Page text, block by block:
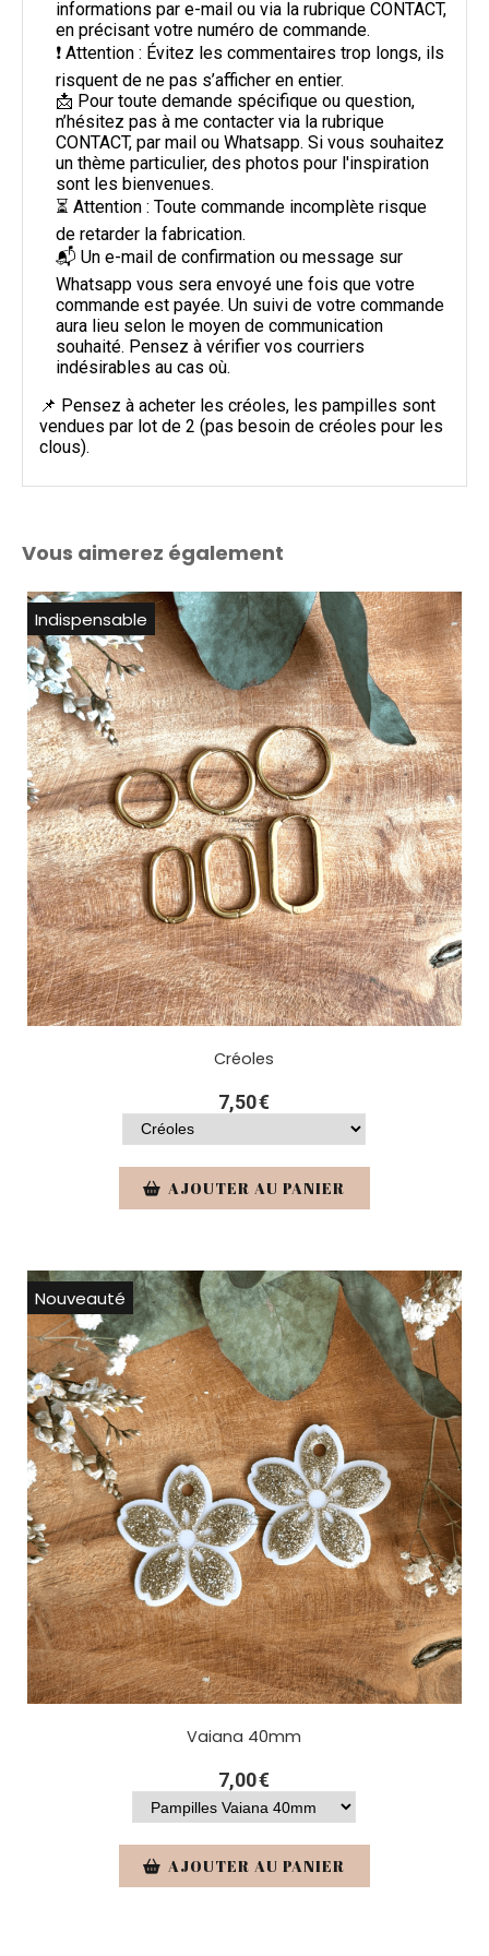
informations par e-mail ou via la rubrique CONTACT,
en précisant votre numéro de commande.
❗ Attention : Évitez les commentaires trop longs, ils
risquent de ne pas s’afficher en entier.
📩 Pour toute demande spécifique ou question,
n’hésitez pas à me contacter via la rubrique
CONTACT, par mail ou Whatsapp. Si vous souhaitez
un thème particulier, des photos pour l'inspiration
sont les bienvenues.
⏳ Attention : Toute commande incomplète risque
de retarder la fabrication.
📬 Un e-mail de confirmation ou message sur
Whatsapp vous sera envoyé une fois que votre
commande est payée. Un suivi de votre commande
aura lieu selon le moyen de communication
souhaité. Pensez à vérifier vos courriers
indésirables au cas où.
📌 Pensez à acheter les créoles, les pampilles sont
vendues par lot de 2 (pas besoin de créoles pour les
clous).
Vous aimerez également
Créoles
7,50€
AJOUTER AU PANIER
Indispensable
Vaiana 40mm
7,00€
AJOUTER AU PANIER
Nouveauté